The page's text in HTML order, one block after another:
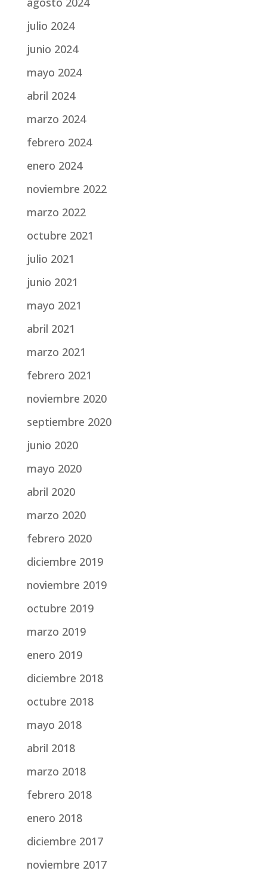
julio 2024
junio 2024
mayo 2024
abril 2024
marzo 2024
febrero 2024
enero 2024
noviembre 2022
marzo 2022
octubre 2021
julio 2021
junio 2021
mayo 2021
abril 2021
marzo 2021
febrero 2021
noviembre 2020
septiembre 2020
junio 2020
mayo 2020
abril 2020
marzo 2020
febrero 2020
diciembre 2019
noviembre 2019
octubre 2019
marzo 2019
enero 2019
diciembre 2018
octubre 2018
mayo 2018
abril 2018
marzo 2018
febrero 2018
enero 2018
diciembre 2017
noviembre 2017